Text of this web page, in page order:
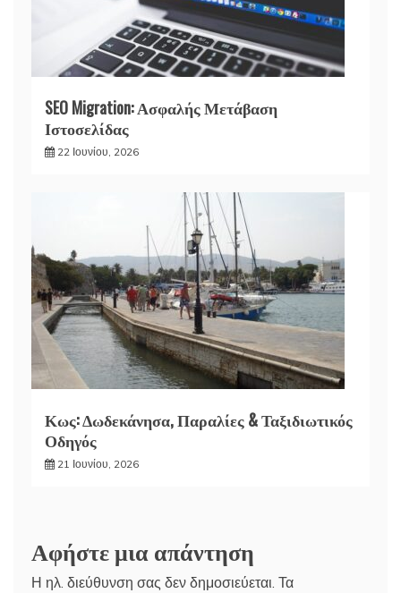
SEO Migration: Ασφαλής Μετάβαση
Ιστοσελίδας
22 Ιουνίου, 2026
Κως: Δωδεκάνησα, Παραλίες & Ταξιδιωτικός
Οδηγός
21 Ιουνίου, 2026
Αφήστε μια απάντηση
Η ηλ. διεύθυνση σας δεν δημοσιεύεται. Τα